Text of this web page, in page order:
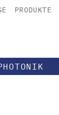
PRODUKTE